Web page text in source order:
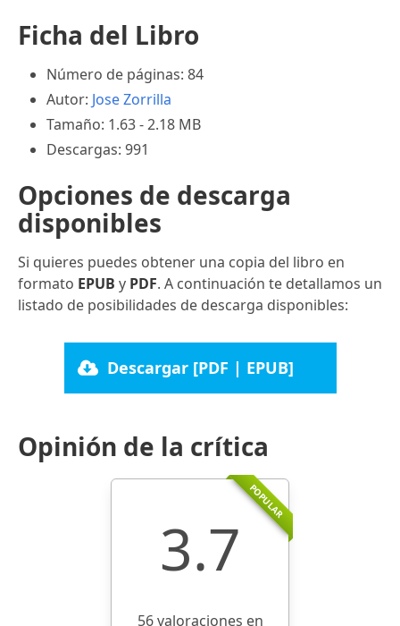
Ficha del Libro
Número de páginas: 84
Autor: Jose Zorrilla
Tamaño: 1.63 - 2.18 MB
Descargas: 991
Opciones de descarga
disponibles
Si quieres puedes obtener una copia del libro en
formato EPUB y PDF. A continuación te detallamos un
listado de posibilidades de descarga disponibles:
Descargar [PDF | EPUB]
Opinión de la crítica
POPULAR
3.7
56 valoraciones en